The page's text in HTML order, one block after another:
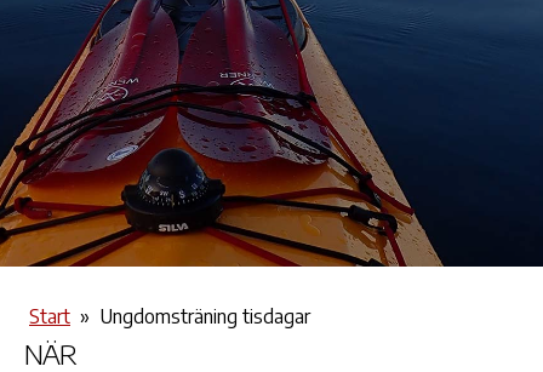
Start » Ungdomsträning tisdagar
NÄR